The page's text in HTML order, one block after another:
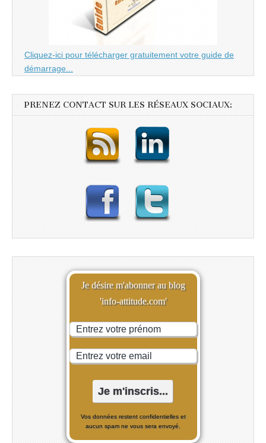
Cliquez-ici pour télécharger gratuitement votre guide de
démarrage...
PRENEZ CONTACT SUR LES RÉSEAUX SOCIAUX:
Je désire m'abonner au blog
'info-attitude.com'
Vos données restent confidentielles et
aucun spam ne vous sera envoyé.